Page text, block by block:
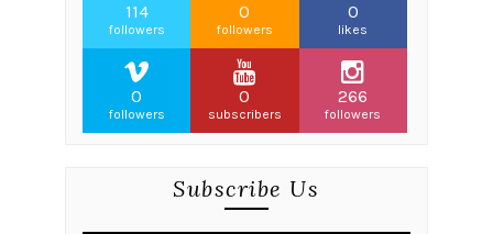
114
followers
0
followers
0
likes
0
followers
0
subscribers
266
followers
Subscribe Us